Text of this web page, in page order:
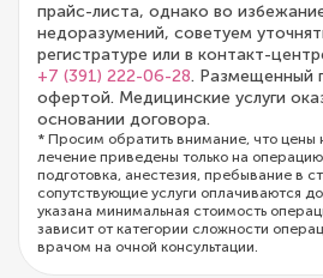
прайс-листа, однако во
недоразумений, советуем
регистратуре или в контакт-
+7 (391) 222-06-28. Размещенный
офертой. Медицинские услуги
основании договора.
* Просим обратить внимание, что цены
лечение приведены только на
подготовка, анестезия, пребывание в
сопутствующие услуги оплачиваются
указана минимальная стоимость
зависит от категории сложности
врачом на очной консультации.